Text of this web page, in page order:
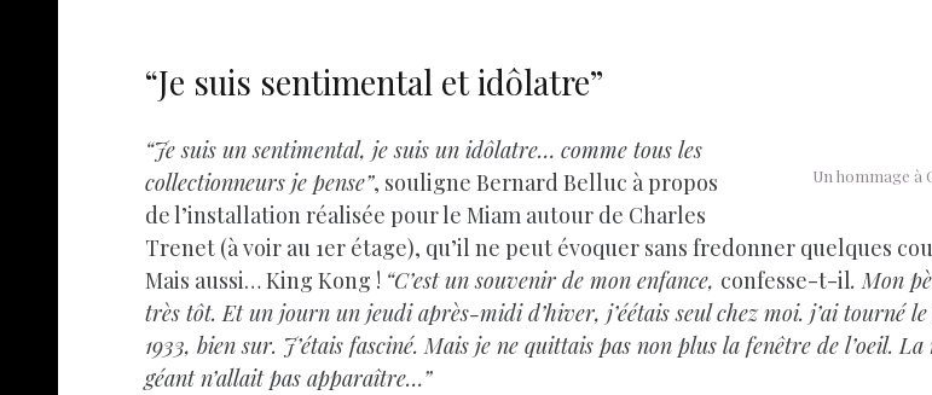
“Je suis sentimental et idôlatre”
Un hommage à
“Je suis un sentimental, je suis un idôlatre… comme tous les
collectionneurs je pense”, souligne Bernard Belluc à propos
de l’installation réalisée pour le Miam autour de Charles
Trenet (à voir au 1er étage), qu’il ne peut évoquer sans fredonner quelques
Mais aussi…King Kong ! “C’est un souvenir de mon enfance, confesse-t-il. Mon
très tôt. Et un journ un jeudi après-midi d’hiver, j’éétais seul chez moi. j’ai tourné
1933, bien sur. J’étais fasciné. Mais je ne quittais pas non plus la fenêtre de l’oeil.
géant n’allait pas apparaître…”